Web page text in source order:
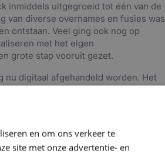
inmiddels uitgegroeid tot één van de
van diverse overnames en fusies was
ontstaan. Veel ging ook nog op
met het eigen
grote stap vooruit gezet.
nu digitaal afgehandeld worden. Het
en afmelding, het aansturen van
alsmede het veilig en AVG-
dienstverlening benodigd zijn. Het
en om ons verkeer te
site met onze advertentie- en